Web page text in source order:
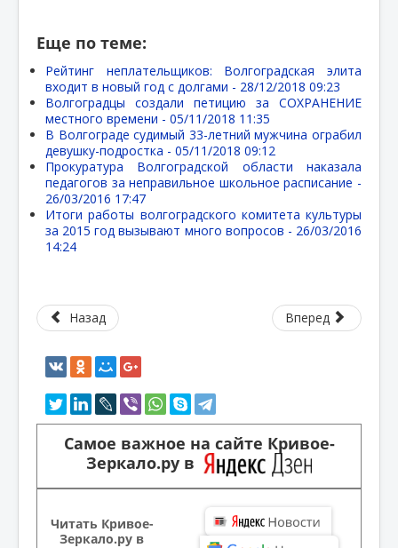
Еще по теме:
Рейтинг неплательщиков: Волгоградская элита
входит в новый год с долгами - 28/12/2018 09:23
Волгоградцы создали петицию за СОХРАНЕНИЕ
местного времени - 05/11/2018 11:35
В Волгограде судимый 33-летний мужчина ограбил
девушку-подростка - 05/11/2018 09:12
Прокуратура Волгоградской области наказала
педагогов за неправильное школьное расписание -
26/03/2016 17:47
Итоги работы волгоградского комитета культуры
за 2015 год вызывают много вопросов - 26/03/2016
14:24
Назад Вперед
Самое важное на сайте Кривое-
Зеркало.ру в
Читать Кривое-
Зеркало.ру в